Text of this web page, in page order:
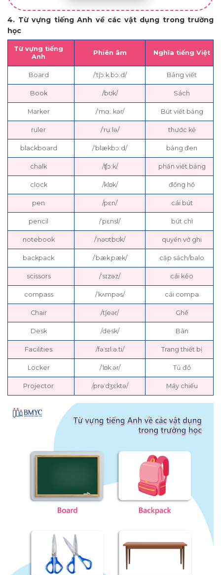
4. Từ vựng tiếng Anh về các vật dụng trong trường
học
Từ vựng tiếng
Anh
Phiên âm Nghĩa tiếng Việt
Board /ˈtʃɔːk.bɔːd/ Bảng viết
Book /bʊk/ Sách
Marker /ˈmɑː.kər/ Bút viết bảng
ruler /ˈruːlə/ thước kẻ
blackboard /ˈblækbɔːd/ bảng đen
chalk /ʧɔːk/ phấn viết bảng
clock /klɒk/ đồng hồ
pen /pɛn/ cái bút
pencil /ˈpɛnsl/ bút chì
notebook /ˈnəʊtbʊk/ quyển vở ghi
backpack /ˈbækˌpæk/ cặp sách/balo
scissors /ˈsɪzəz/ cái kéo
compass /ˈkʌmpəs/ cái compa
Chair /tʃeər/ Ghế
Desk /desk/ Bàn
Facilities /fəˈsɪl.ə.ti/ Trang thiết bị
Locker /ˈlɒk.ər/ Tủ đồ
Projector /prəˈdʒɛktə/ Máy chiếu